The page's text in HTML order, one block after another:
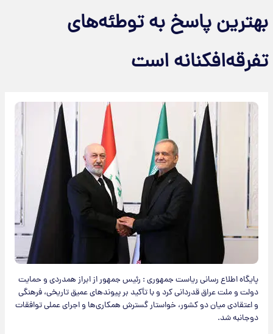
بهترین پاسخ به توطئه‌های
تفرقه‌افکنانه است
پایگاه اطلاع رسانی ریاست جمهوری : رئیس جمهور از ابراز همدردی و حمایت
دولت و ملت عراق قدردانی کرد و با تأکید بر پیوندهای عمیق تاریخی، فرهنگی
و اعتقادی میان دو کشور، خواستار گسترش همکاری‌ها و اجرای عملی توافقات
دوجانبه شد.